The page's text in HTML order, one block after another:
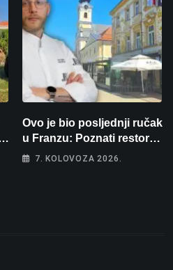
Ovo je bio posljednji ručak
u Franzu: Poznati restoran
otišao u povijest, a
7. KOLOVOZA 2026.